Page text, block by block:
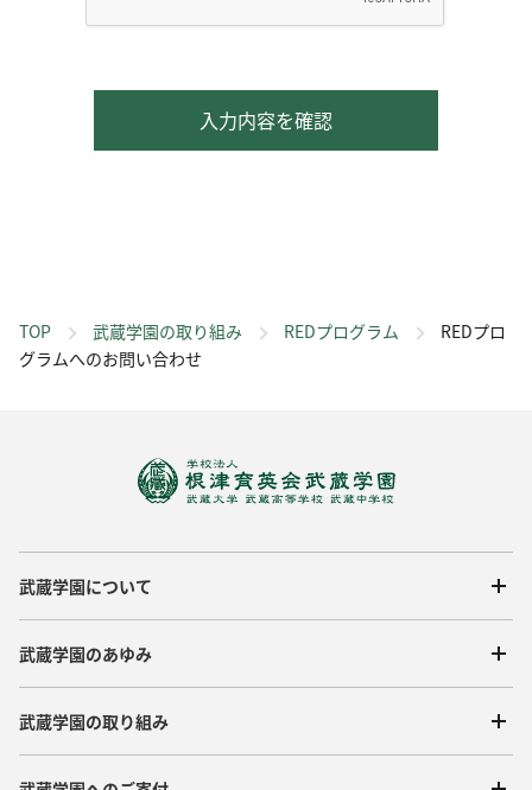
TOP 武蔵学園の取り組み REDプログラム
REDプロ
グラムへのお問い合わせ
武蔵学園について
武蔵学園のあゆみ
武蔵学園の取り組み